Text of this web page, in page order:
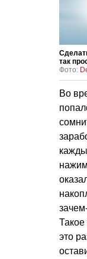
так
Фото:
Во
Такое
это